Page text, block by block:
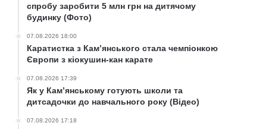
спробу заробити 5 млн грн на дитячому
будинку (Фото)
07.08.2026 18:00
Каратистка з Кам’янського стала чемпіонкою
Європи з кіокушин-кан карате
07.08.2026 17:39
Як у Кам’янському готують школи та
дитсадочки до навчального року (Відео)
07.08.2026 17:18